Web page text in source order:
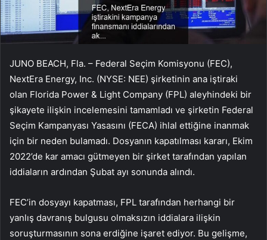
JUNO BEACH, Fla. – Federal Seçim Komisyonu (FEC),
NextEra Energy, Inc. (NYSE: NEE) şirketinin ana iştiraki
olan Florida Power & Light Company (FPL) aleyhindeki bir
şikayete ilişkin incelemesini tamamladı ve şirketin Federal
Seçim Kampanyası Yasasını (FECA) ihlal ettiğine inanmak
için bir neden bulamadı. Dosyanın kapatılması kararı, Ekim
2022’de kar amacı gütmeyen bir şirket tarafından yapılan
iddiaların ardından Şubat ayı sonunda alındı.
FEC’in dosyayı kapatması, FPL tarafından herhangi bir
yanlış davranış bulgusu olmaksızın iddialara ilişkin
soruşturmasının sona erdiğine işaret ediyor. Bu gelişme,